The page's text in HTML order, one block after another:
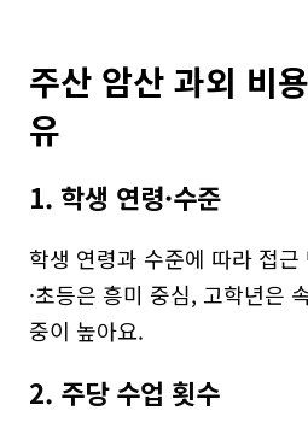
주산 암산 과외 비
유
1. 학생 연령·수준
학생 연령과 수준에 따라 접
·초등은 흥미 중심, 고학년은
중이 높아요.
2. 주당 수업 횟수